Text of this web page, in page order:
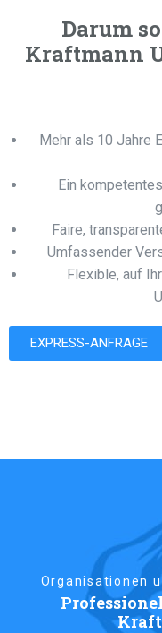
Darum
Kraftmann
Mehr als 10 Jahre
Ein
Faire,
Umfassender
Flexible, auf
EXPRESS-ANFRAGE
Organisationen